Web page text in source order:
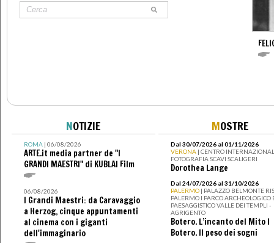
NOTIZIE
ROMA| 06/08/2026
ARTE.it media partner de "I
GRANDI MAESTRI" di KUBLAI Film
06/08/2026
I Grandi Maestri: da Caravaggio
a Herzog, cinque appuntamenti
al cinema con i giganti
dell'immaginario
MOSTRE
Dal 30/07/2026 al 01/11/2026
VERONA | CENTRO
FOTOGRAFIA SCAVI SCALIGERI
Dorothea Lange
Dal 24/07/2026 al 31/10/2026
PALERMO | PALAZZO BELMONTE
PALERMO I PARCO ARCHEOLOGICO
PAESAGGISTICO VALLE DEI TEMPLI -
AGRIGENTO
Botero. L’incanto del Mito I
Botero. Il peso dei sogni